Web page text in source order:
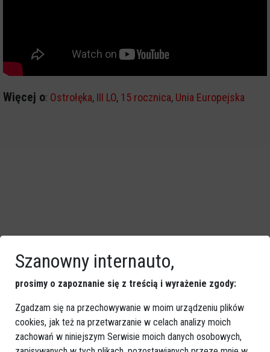
Więcej o: Ostrołęka, III LO, 15 rocznica, Unia Europejska
Szanowny internauto,
prosimy o zapoznanie się z treścią i wyrażenie zgody:
Zgadzam się na przechowywanie w moim urządzeniu plików
cookies, jak też na przetwarzanie w celach analizy moich
zachowań w niniejszym Serwisie moich danych osobowych,